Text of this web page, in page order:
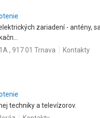
zariadení - antény,
, 917 01 Trnava
Kontakty
techniky a televízorov.